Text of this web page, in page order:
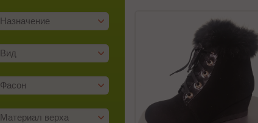
Назначение
Вид
Фасон
Материал верха